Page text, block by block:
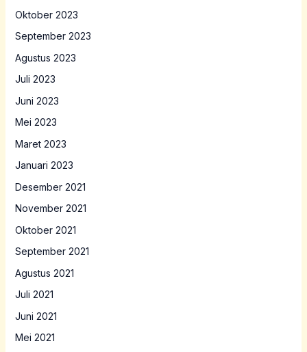
Oktober 2023
September 2023
Agustus 2023
Juli 2023
Juni 2023
Mei 2023
Maret 2023
Januari 2023
Desember 2021
November 2021
Oktober 2021
September 2021
Agustus 2021
Juli 2021
Juni 2021
Mei 2021